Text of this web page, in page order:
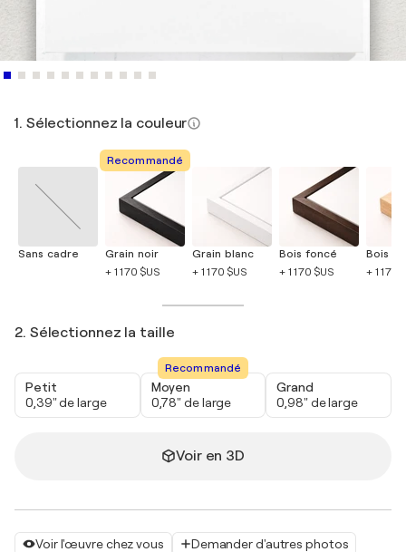
Voir l'œuvre chez vous Demander d'autres photos
1. Sélectionnez la couleur
Sans cadre
Recommandé
Grain noir
+ 1 170 $US
Grain blanc
+ 1 170 $US
Bois foncé
+ 1 170 $US
Bois
+ 1 170
2. Sélectionnez la taille
Petit
0,39" de large
Recommandé
Moyen
0,78" de large
Grand
0,98" de large
Voir en 3D